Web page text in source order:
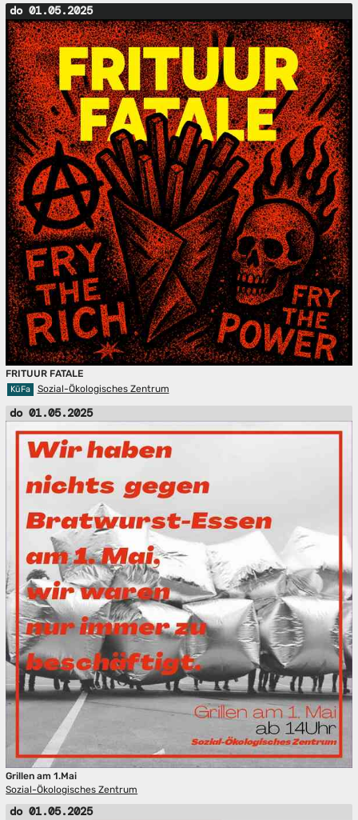
do 01.05.2025
FRITUUR FATALE
KüFa Sozial-Ökologisches Zentrum
do 01.05.2025
Grillen am 1.Mai
Sozial-Ökologisches Zentrum
do 01.05.2025